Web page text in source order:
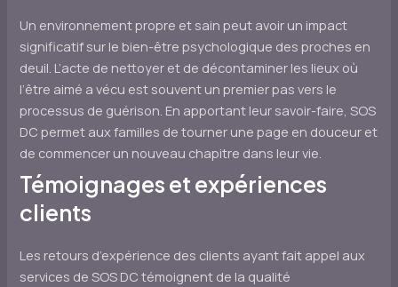
Un environnement propre et sain peut avoir un impact
significatif sur le bien-être psychologique des proches en
deuil. L’acte de nettoyer et de décontaminer les lieux où
l’être aimé a vécu est souvent un premier pas vers le
processus de guérison. En apportant leur savoir-faire, SOS
DC permet aux familles de tourner une page en douceur et
de commencer un nouveau chapitre dans leur vie.
Témoignages et expériences
clients
Les retours d’expérience des clients ayant fait appel aux
services de SOS DC témoignent de la qualité